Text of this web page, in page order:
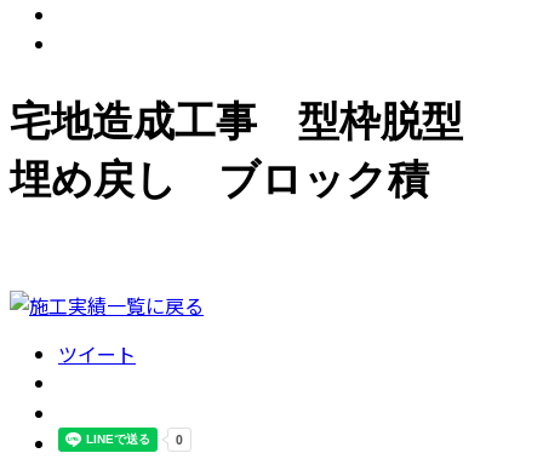
宅地造成工事 型枠脱型
埋め戻し ブロック積
ツイート